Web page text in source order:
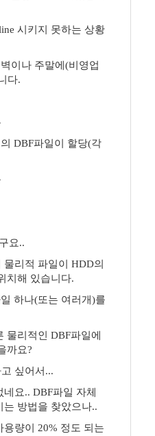
시키지 못하는 상황
이나 주말에(비영업
다.
DBF파일이 할당(각
요..
리적 파일이 HDD의
치해 있습니다.
하나(또는 여러개)를
물리적인 DBF파일에
까요?
싶어서...
요.. DBF파일 자체
는 방법을 찾았으나..
량이 20% 정도 되는